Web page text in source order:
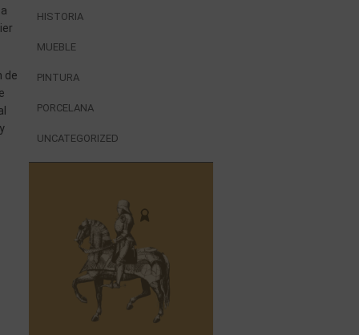
de
HISTORIA
MUEBLE
PINTURA
PORCELANA
UNCATEGORIZED